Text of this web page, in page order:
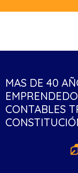
MAS DE 40
CONTABLES